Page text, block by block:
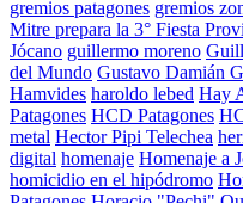
gremios patagones gremios
Mitre prepara la 3° Fiesta
Jócano guillermo moreno
del Mundo Gustavo Damián
Hamvides haroldo lebed Hay
Patagones HCD Patagones
metal Hector Pipi Telechea
digital homenaje Homenaje a
homicidio en el hipódromo